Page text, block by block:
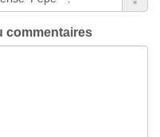
commentaires